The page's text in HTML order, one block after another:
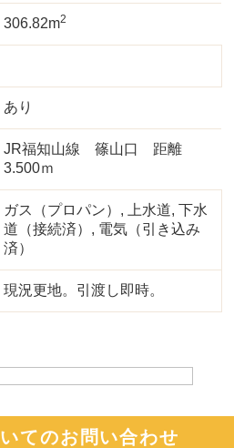
306.82m2
あり
JR福知山線 篠山口 距離
3.500ｍ
ガス（プロパン）, 上水道, 下水
道（接続済）, 電気（引き込み
済）
現況更地。引渡し即時。
てのお問い合わせ